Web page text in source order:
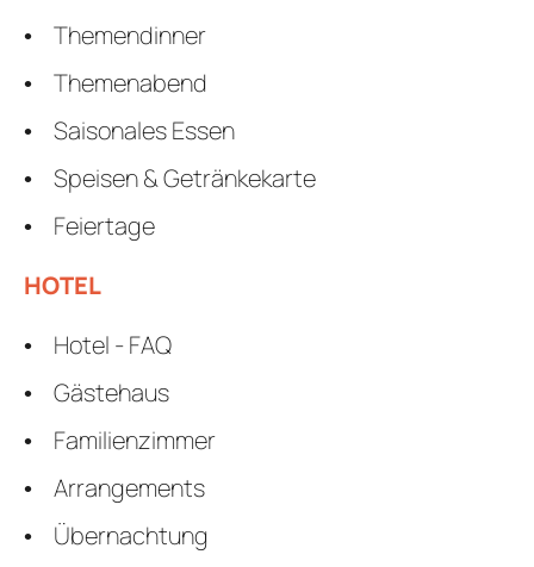
Themendinner
Themenabend
Saisonales Essen
Speisen & Getränkekarte
Feiertage
HOTEL
Hotel - FAQ
Gästehaus
Familienzimmer
Arrangements
Übernachtung